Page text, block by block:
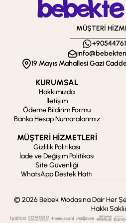
MÜŞTERİ
19 Mayıs Mahallesi Gazi
KURUMSAL
Hakkımızda
İletişim
Ödeme Bildirim Formu
Banka Hesap Numaralarımız
MÜŞTERİ HİZMETLERİ
Gizlilik Politikası
İade ve Değişim Politikası
Site Güvenliği
WhatsApp Destek Hattı
© 2026 Bebek Modasına Dair Her
Hakkı